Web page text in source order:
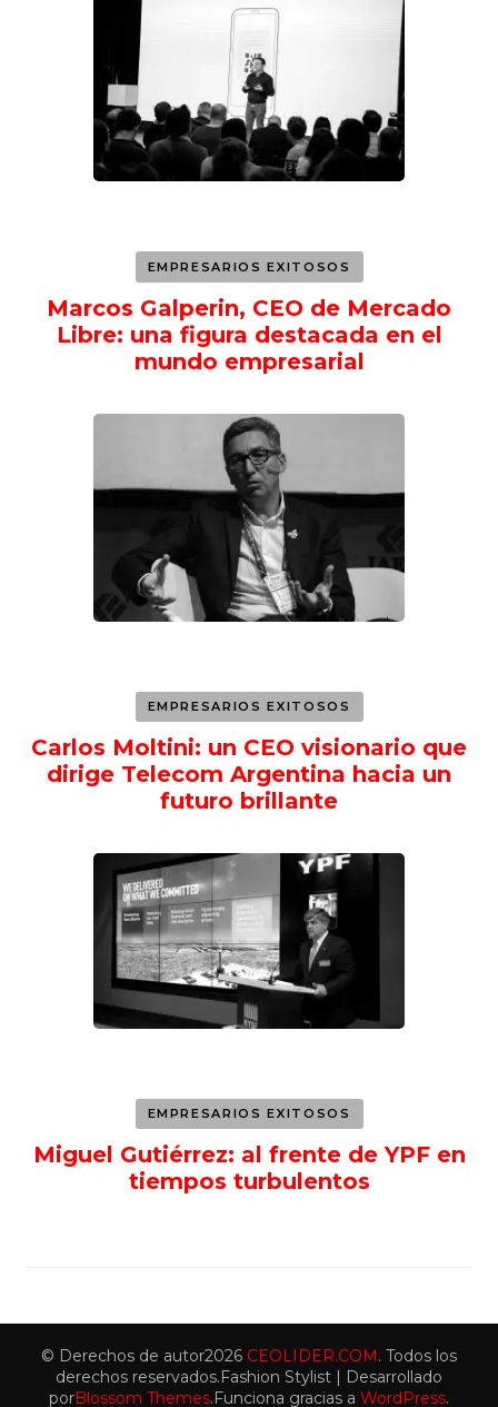
EMPRESARIOS EXITOSOS
Marcos Galperin, CEO de Mercado
Libre: una figura destacada en el
mundo empresarial
EMPRESARIOS EXITOSOS
Carlos Moltini: un CEO visionario que
dirige Telecom Argentina hacia un
futuro brillante
EMPRESARIOS EXITOSOS
Miguel Gutiérrez: al frente de YPF en
tiempos turbulentos
© Derechos de autor2026 CEOLIDER.COM . Todos los
derechos reservados. Fashion Stylist | Desarrollado
porBlossom Themes.Funciona gracias a WordPress.